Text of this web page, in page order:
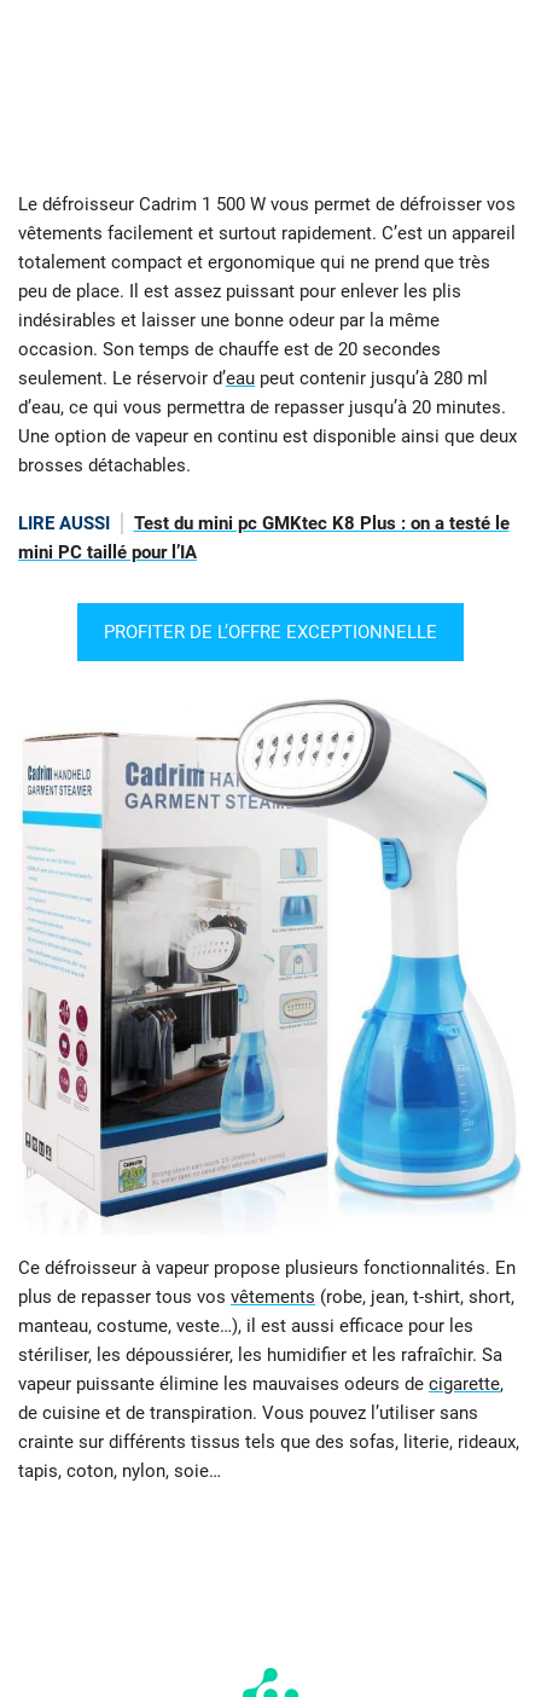
Le défroisseur Cadrim 1 500 W vous permet de défroisser vos
vêtements facilement et surtout rapidement. C’est un appareil
totalement compact et ergonomique qui ne prend que très
peu de place. Il est assez puissant pour enlever les plis
indésirables et laisser une bonne odeur par la même
occasion. Son temps de chauffe est de 20 secondes
seulement. Le réservoir d’eau peut contenir jusqu’à 280 ml
d’eau, ce qui vous permettra de repasser jusqu’à 20 minutes.
Une option de vapeur en continu est disponible ainsi que deux
brosses détachables.
LIRE AUSSI
Test du mini pc GMKtec K8 Plus : on a testé le
mini PC taillé pour l’IA
PROFITER DE L’OFFRE EXCEPTIONNELLE
Ce défroisseur à vapeur propose plusieurs fonctionnalités. En
plus de repasser tous vos vêtements (robe, jean, t-shirt, short,
manteau, costume, veste…), il est aussi efficace pour les
stériliser, les dépoussiérer, les humidifier et les rafraîchir. Sa
vapeur puissante élimine les mauvaises odeurs de cigarette,
de cuisine et de transpiration. Vous pouvez l’utiliser sans
crainte sur différents tissus tels que des sofas, literie, rideaux,
tapis, coton, nylon, soie…